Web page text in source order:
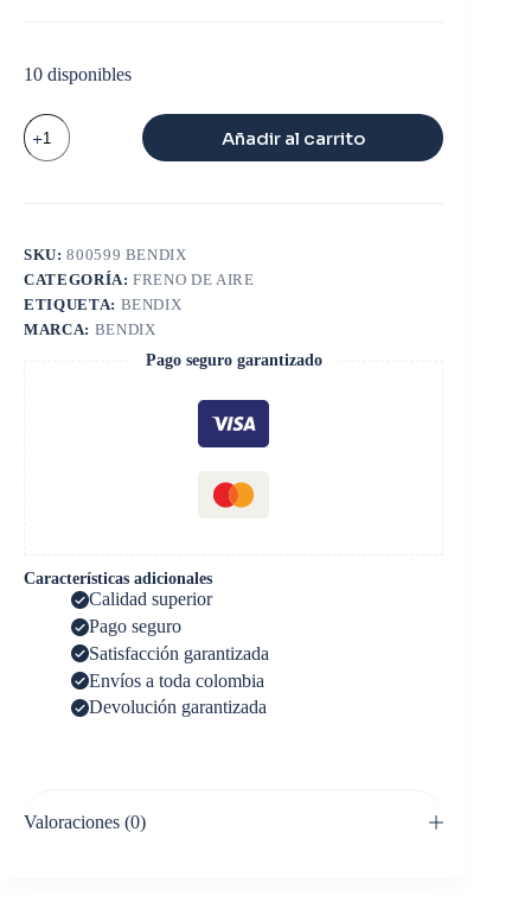
10 disponibles
VALVULA
E8
cantidad
Añadir al carrito
SKU:800599 BENDIX
CATEGORÍA:FRENO DE AIRE
ETIQUETA: BENDIX
MARCA: BENDIX
Pago seguro garantizado
Características adicionales
Calidad superior
Pago seguro
Satisfacción garantizada
Envíos a toda colombia
Devolución garantizada
Valoraciones (0)